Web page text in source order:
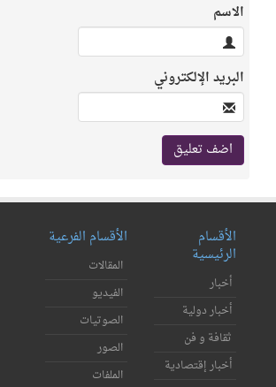
الاسم
البريد الإلكتروني
الأقسام
الرئيسية
أخبار
أخبار دولية
ثقافة و فن
أخبار إقتصادية
الأقسام الفرعية
المقالات
الفيديو
الصوتيات
الصور
الملفات